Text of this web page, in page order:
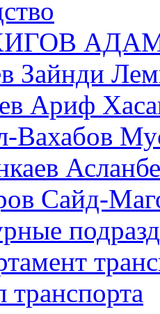
Зайнди
Ариф
Вахабов
Сайд-
транспорта